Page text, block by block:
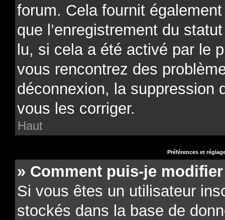
forum. Cela fournit
que l’enregistrement du
lu, si cela a été activé par le
vous rencontrez des
déconnexion, la suppression
vous les corriger.
Haut
Préférences et
» Comment puis-je
Si vous êtes un utilisateur
stockés dans la base de